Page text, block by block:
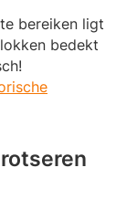
bereiken ligt
bedekt